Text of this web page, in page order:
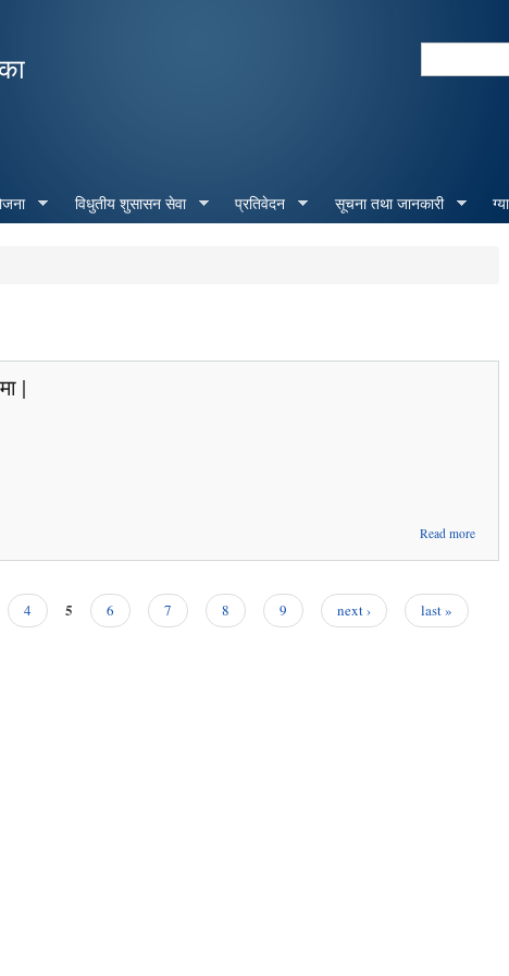
Search
विधुतीय शुसासन सेवा प्रतिवेदन सूचना तथा जानकारी
|
Read more
कम्प्युटर
4 5 6 7 8 9 next › last »